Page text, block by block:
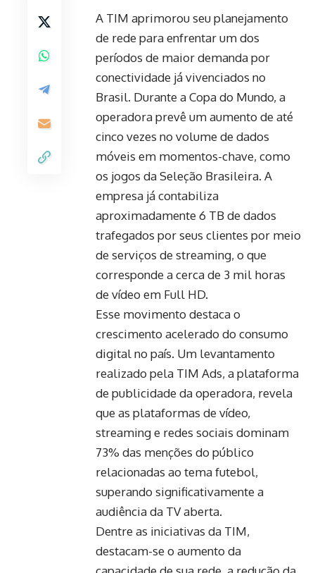
A TIM aprimorou seu planejamento
de rede para enfrentar um dos
períodos de maior demanda por
conectividade já vivenciados no
Brasil. Durante a Copa do Mundo, a
operadora prevê um aumento de até
cinco vezes no volume de dados
móveis em momentos-chave, como
os jogos da Seleção Brasileira. A
empresa já contabiliza
aproximadamente 6 TB de dados
trafegados por seus clientes por meio
de serviços de streaming, o que
corresponde a cerca de 3 mil horas
de vídeo em Full HD.
Esse movimento destaca o
crescimento acelerado do consumo
digital no país. Um levantamento
realizado pela TIM Ads, a plataforma
de publicidade da operadora, revela
que as plataformas de vídeo,
streaming e redes sociais dominam
73% das menções do público
relacionadas ao tema futebol,
superando significativamente a
audiência da TV aberta.
Dentre as iniciativas da TIM,
destacam-se o aumento da